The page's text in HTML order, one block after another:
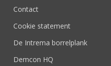
Contact
Cookie statement
De Intrema borrelplank
Demcon HQ